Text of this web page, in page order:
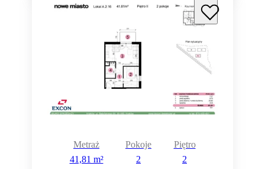
Metraż
41,81 m²
Pokoje
2
Piętro
2